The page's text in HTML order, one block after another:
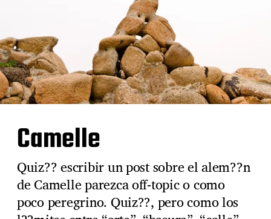
Camelle
Quiz?? escribir un post sobre el alem??n
de Camelle parezca off-topic o como
poco peregrino. Quiz??, pero como los